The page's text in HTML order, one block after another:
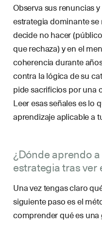
Observa sus renuncias
estrategia dominante
decide no hacer
que rechaza) y en el
coherencia durante
contra la lógica de su
pide sacrificios por una
Leer esas señales es lo
aprendizaje aplicable a
¿Dónde aprendo
estrategia tras ver
Una vez tengas claro
siguiente paso es el
comprender qué es una